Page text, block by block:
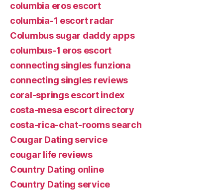
columbia eros escort
columbia-1 escort radar
Columbus sugar daddy apps
columbus-1 eros escort
connecting singles funziona
connecting singles reviews
coral-springs escort index
costa-mesa escort directory
costa-rica-chat-rooms search
Cougar Dating service
cougar life reviews
Country Dating online
Country Dating service